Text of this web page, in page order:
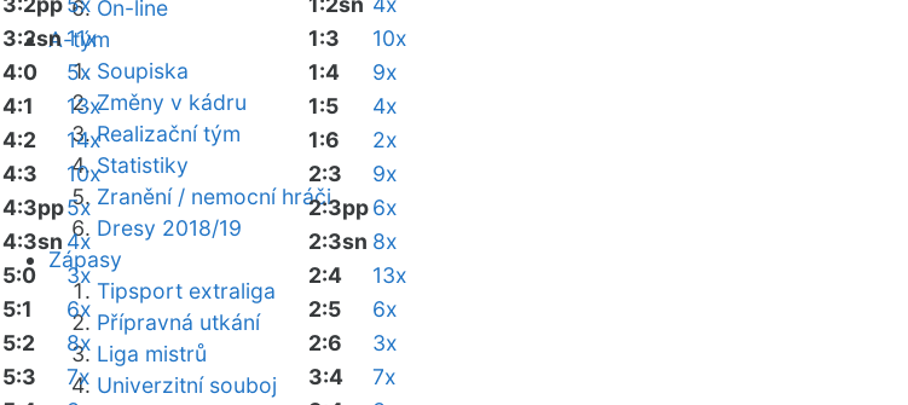
On-line
A-tým
Soupiska
Změny v kádru
Realizační tým
Statistiky
Zranění / nemocní hráči
Dresy 2018/19
Zápasy
Tipsport extraliga
Přípravná utkání
Liga mistrů
Univerzitní souboj
3:2sn11x
4:0
5x
4:1
13x
4:2
14x
4:3
10x
4:3pp5x
4:3sn 4x
5:0
3x
5:1
6x
5:2
8x
5:3
7x
1:3
10x
1:4
9x
1:5
4x
1:6
2x
2:3
9x
2:3pp6x
2:3sn 8x
2:4
13x
2:5
6x
2:6
3x
3:4
7x